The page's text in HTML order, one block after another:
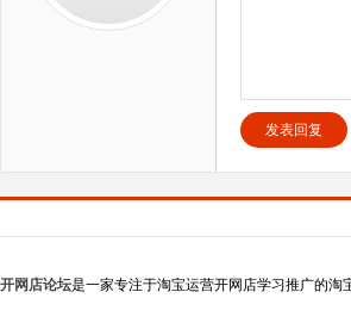
发表回复
开网店论坛是一家专注于淘宝运营开网店学习推广的